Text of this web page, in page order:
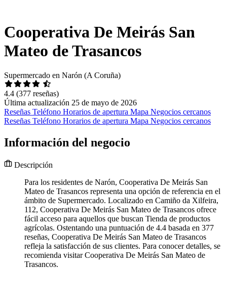
Cooperativa De Meirás San
Mateo de Trasancos
Supermercado en Narón (A Coruña)
4.4 (377 reseñas)
Última actualización 25 de mayo de 2026
Reseñas Teléfono Horarios de apertura Mapa Negocios cercanos
Reseñas Teléfono Horarios de apertura Mapa Negocios cercanos
Información del negocio
Descripción
Para los residentes de Narón, Cooperativa De Meirás San
Mateo de Trasancos representa una opción de referencia en el
ámbito de Supermercado. Localizado en Camiño da Xilfeira,
112, Cooperativa De Meirás San Mateo de Trasancos ofrece
fácil acceso para aquellos que buscan Tienda de productos
agrícolas. Ostentando una puntuación de 4.4 basada en 377
reseñas, Cooperativa De Meirás San Mateo de Trasancos
refleja la satisfacción de sus clientes. Para conocer detalles, se
recomienda visitar Cooperativa De Meirás San Mateo de
Trasancos.